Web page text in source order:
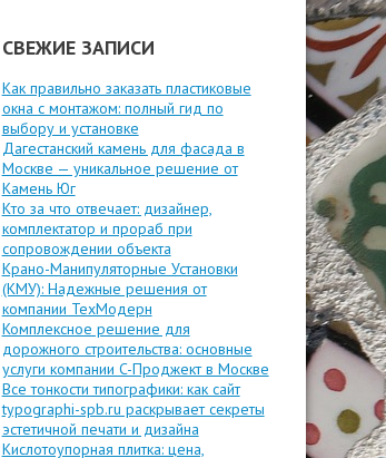
СВЕЖИЕ ЗАПИСИ
Как правильно заказать пластиковые
окна с монтажом: полный гид по
выбору и установке
Дагестанский камень для фасада в
Москве — уникальное решение от
Камень Юг
Кто за что отвечает: дизайнер,
комплектатор и прораб при
сопровождении объекта
Крано-Манипуляторные Установки
(КМУ): Надежные решения от
компании ТехМодерн
Комплексное решение для
дорожного строительства: основные
услуги компании C-Проджект в Москве
Все тонкости типографики: как сайт
typographi-spb.ru раскрывает секреты
эстетичной печати и дизайна
Кислотоупорная плитка: цена,